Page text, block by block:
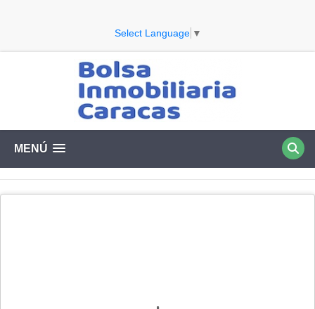
Select Language ▼
MENÚ